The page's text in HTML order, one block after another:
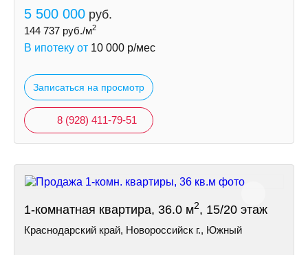
5 500 000 руб.
144 737 руб./м2
В ипотеку от 10 000 р/мес
Записаться на просмотр
8 (928) 411-79-51
1-комнатная квартира, 36.0 м2, 15/20 этаж
Краснодарский край, Новороссийск г., Южный